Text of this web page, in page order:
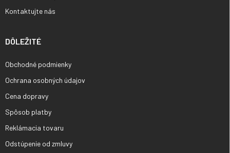
Kontaktujte nás
DÔLEŽITÉ
Obchodné podmienky
Ochrana osobných údajov
Cena dopravy
Spôsob platby
Reklámacia tovaru
Odstúpenie od zmluvy